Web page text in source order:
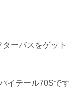
ターバスをゲット
イテール70Sです